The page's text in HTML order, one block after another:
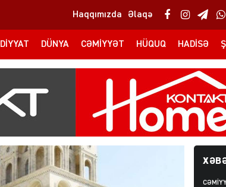
Haqqımızda Əlaqə
DÜNYA CƏMIYYƏT HÜQUQ HADISƏ